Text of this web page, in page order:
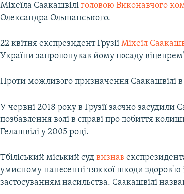
Auto
1080p
Міхеїла Саакашвіліголовою Виконавчого
Олександра Ольшанського.
22 квітня експрезидент ГрузіїМіхеїл
України запропонував йому посаду
Проти можливого призначення Саакашвілі
У червні 2018 року в Грузії заочно засудили
позбавлення волі в справі про побиття
Гелашвілі у 2005 році.
Тбіліський міський судвизнав
умисному нанесенні тяжкої шкоди здоров'ю
застосуванням насильства. Саакашвілі